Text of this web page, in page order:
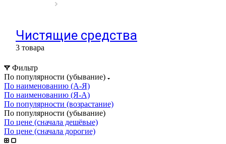
Чистящие средства
3 товара
Фильтр
По популярности (убывание)
По наименованию (А-Я)
По наименованию (Я-А)
По популярности (возрастание)
По популярности (убывание)
По цене (сначала дешёвые)
По цене (сначала дорогие)